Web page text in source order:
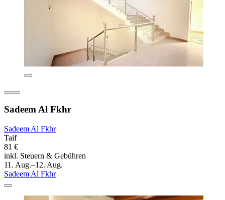
Sadeem Al Fkhr
Sadeem Al Fkhr
Taif
81 €
inkl. Steuern & Gebühren
11. Aug.–12. Aug.
Sadeem Al Fkhr